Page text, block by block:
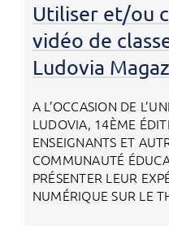
Utiliser et/ou
vidéo de
Ludovia
A L’OCCASION DE
LUDOVIA, 14ÈME
ENSEIGNANTS ET
COMMUNAUTÉ
PRÉSENTER LEUR
NUMÉRIQUE SUR LE